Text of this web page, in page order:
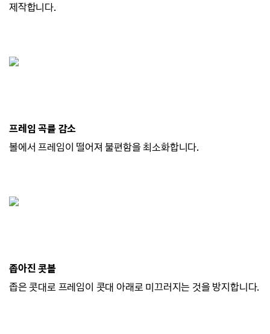
제작합니다.
프레임 곡률 감소
볼에서 프레임이 떨어져 불편함을 최소화합니다.
좁아진 콧볼
좁은 콧대로 프레임이 콧대 아래로 미끄러지는 것을 방지합니다.